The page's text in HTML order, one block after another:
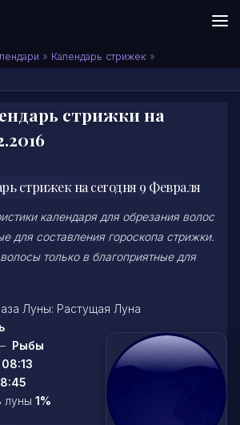
» Календарь стрижек »
стрижки на
стрижек на сегодня 9 Февраля
календаря для обрезания волос
для составления гороскопа стрижки.
только в благоприятные для
Луны: Растущая Луна
Рыбы
08:13
луны 1%